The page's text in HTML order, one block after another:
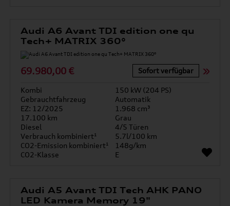
Audi A6 Avant TDI edition one qu
Tech+ MATRIX 360°
69.980,00 € Sofort verfügbar
Kombi
150 kW (204 PS)
Gebrauchtfahrzeug
Automatik
EZ: 12/2025
1.968 cm³
17.100 km
Grau
Diesel
4/5 Türen
Verbrauch kombiniert¹
5.7l/100 km
CO2-Emission kombiniert¹
148g/km
CO2-Klasse
E
Audi A5 Avant TDI Tech AHK PANO
LED Kamera Memory 19"